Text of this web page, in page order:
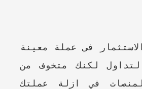
في عملة معينة
لكنك متخوف من
في ازلة عملتك